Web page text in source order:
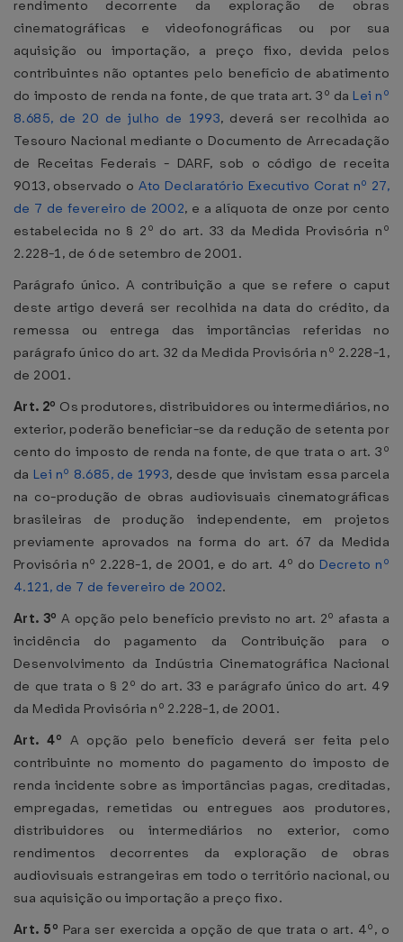
rendimento decorrente da exploração de obras
cinematográficas e videofonográficas ou por sua
aquisição ou importação, a preço fixo, devida pelos
contribuintes não optantes pelo benefício de abatimento
do imposto de renda na fonte, de que trata art. 3º da Lei nº
8.685, de 20 de julho de 1993, deverá ser recolhida ao
Tesouro Nacional mediante o Documento de Arrecadação
de Receitas Federais - DARF, sob o código de receita
9013, observado o Ato Declaratório Executivo Corat nº 27,
de 7 de fevereiro de 2002, e a alíquota de onze por cento
estabelecida no § 2º do art. 33 da Medida Provisória nº
2.228-1, de 6 de setembro de 2001.
Parágrafo único. A contribuição a que se refere o caput
deste artigo deverá ser recolhida na data do crédito, da
remessa ou entrega das importâncias referidas no
parágrafo único do art. 32 da Medida Provisória nº 2.228-1,
de 2001.
Art. 2º Os produtores, distribuidores ou intermediários, no
exterior, poderão beneficiar-se da redução de setenta por
cento do imposto de renda na fonte, de que trata o art. 3º
da Lei nº 8.685, de 1993, desde que invistam essa parcela
na co-produção de obras audiovisuais cinematográficas
brasileiras de produção independente, em projetos
previamente aprovados na forma do art. 67 da Medida
Provisória nº 2.228-1, de 2001, e do art. 4º do Decreto nº
4.121, de 7 de fevereiro de 2002.
Art. 3º A opção pelo benefício previsto no art. 2º afasta a
incidência do pagamento da Contribuição para o
Desenvolvimento da Indústria Cinematográfica Nacional
de que trata o § 2º do art. 33 e parágrafo único do art. 49
da Medida Provisória nº 2.228-1, de 2001.
Art. 4º A opção pelo benefício deverá ser feita pelo
contribuinte no momento do pagamento do imposto de
renda incidente sobre as importâncias pagas, creditadas,
empregadas, remetidas ou entregues aos produtores,
distribuidores ou intermediários no exterior, como
rendimentos decorrentes da exploração de obras
audiovisuais estrangeiras em todo o território nacional, ou
sua aquisição ou importação a preço fixo.
Art. 5º Para ser exercida a opção de que trata o art. 4º, o